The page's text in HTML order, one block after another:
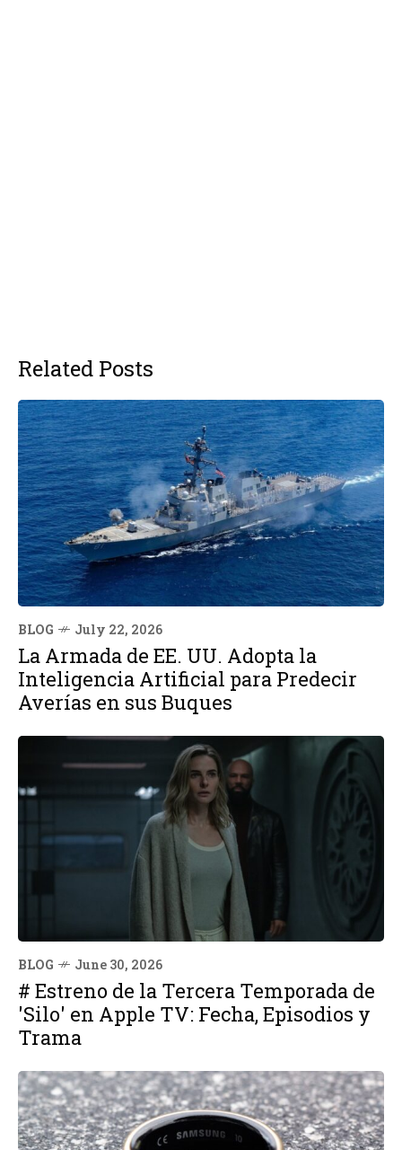
Related Posts
BLOG July 22, 2026
La Armada de EE. UU. Adopta la
Inteligencia Artificial para Predecir
Averías en sus Buques
BLOG June 30, 2026
# Estreno de la Tercera Temporada de
'Silo' en Apple TV: Fecha, Episodios y
Trama